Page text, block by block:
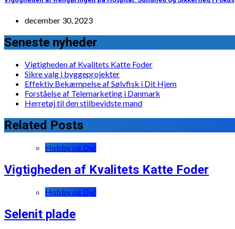
december 30, 2023
Seneste nyheder
Vigtigheden af Kvalitets Katte Foder
Sikre valg i byggeprojekter
Effektiv Bekæmpelse af Sølvfisk i Dit Hjem
Forståelse af Telemarketing i Danmark
Herretøj til den stilbevidste mand
Related Posts
Hobby og Dyr
Vigtigheden af Kvalitets Katte Foder
Hobby og Dyr
Selenit plade